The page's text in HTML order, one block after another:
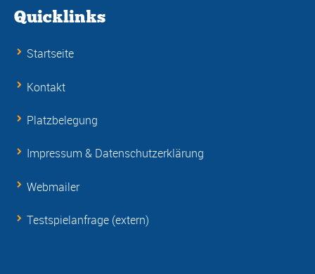
Quicklinks
Startseite
Kontakt
Platzbelegung
Impressum & Datenschutzerklärung
Webmailer
Testspielanfrage (extern)